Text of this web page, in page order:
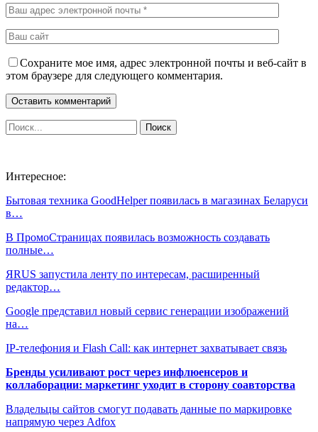
Сохраните мое имя, адрес электронной почты и веб-сайт в
этом браузере для следующего комментария.
Интересное:
Бытовая техника GoodHelper появилась в магазинах Беларуси
в…
В ПромоСтраницах появилась возможность создавать
полные…
ЯRUS запустила ленту по интересам, расширенный
редактор…
Google представил новый сервис генерации изображений
на…
IP-телефония и Flash Call: как интернет захватывает связь
Бренды усиливают рост через инфлюенсеров и
коллаборации: маркетинг уходит в сторону соавторства
Владельцы сайтов смогут подавать данные по маркировке
напрямую через Adfox